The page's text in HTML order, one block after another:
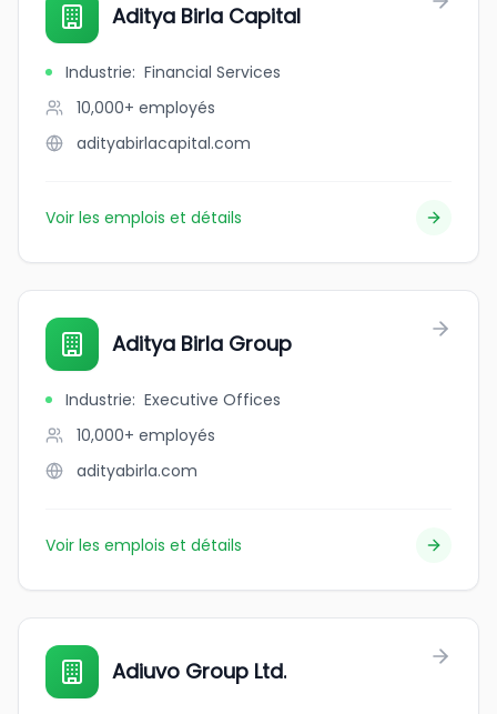
Aditya Birla Capital
Industrie: Financial Services
10,000+ employés
adityabirlacapital.com
Voir les emplois et détails
Aditya Birla Group
Industrie: Executive Offices
10,000+ employés
adityabirla.com
Voir les emplois et détails
Adiuvo Group Ltd.